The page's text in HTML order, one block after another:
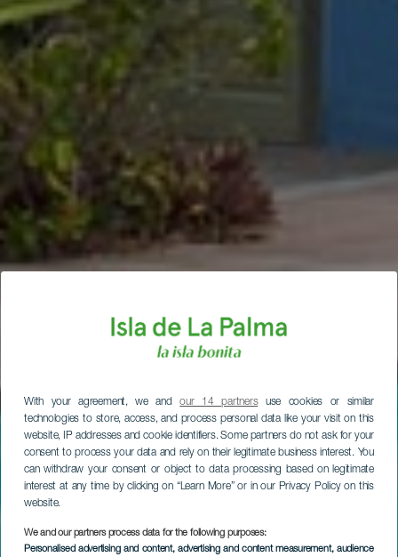
With your agreement, we andour 14 partnersuse cookies or similar
technologies to store, access, and process personal data like your visit on this
website, IP addresses and cookie identifiers. Some partners do not ask for your
consent to process your data and rely on their legitimate business interest. You
can withdraw your consent or object to data processing based on legitimate
interest at any time by clicking on “Learn More” or in our Privacy Policy on this
website.
We and our partners process data for the following purposes:
Personalised advertising and content, advertising and content measurement, audience